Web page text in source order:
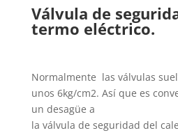
Válvula de
termo eléctrico.
Normalmente las válvulas
unos 6kg/cm2. Así que es
un desagüe a
la válvula de seguridad del